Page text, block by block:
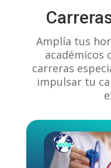
1 0
Amplía tus
académicos
carreras
impulsar tu